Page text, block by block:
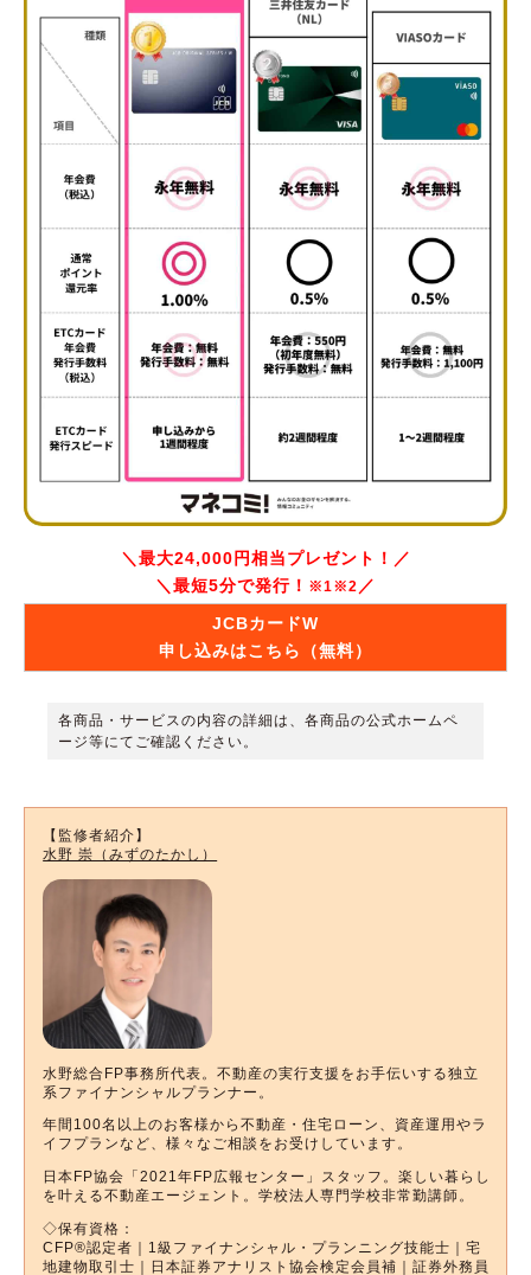
＼最大24,000円相当プレゼント！／
＼最短5分で発行！ ※1※2 ／
JCBカードW
申し込みはこちら（無料）
各商品・サービスの内容の詳細は、各商品の公式ホームペ
ージ等にてご確認ください。
【監修者紹介】
水野 崇（みずのたかし）
水野総合FP事務所代表。不動産の実行支援をお手伝いする独立
系ファイナンシャルプランナー。
年間100名以上のお客様から不動産・住宅ローン、資産運用やラ
イフプランなど、様々なご相談をお受けしています。
日本FP協会「2021年FP広報センター」スタッフ。楽しい暮らし
を叶える不動産エージェント。学校法人専門学校非常勤講師。
◇保有資格：
CFP®︎認定者｜1級ファイナンシャル・プランニング技能士｜宅
地建物取引士｜日本証券アナリスト協会検定会員補｜証券外務員